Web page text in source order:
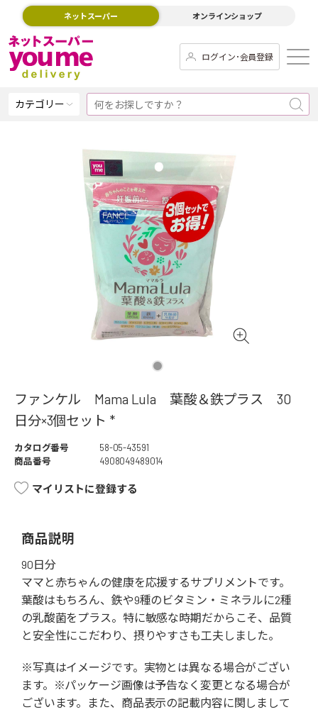
ネットスーパー オンラインショップ
ログイン･会員登録
カテゴリー
ファンケル Mama Lula 葉酸＆鉄プラス 30
日分×3個セット *
カタログ番号
58-05-43591
商品番号
4908049489014
マイリストに登録する
商品説明
90日分
ママと赤ちゃんの健康を応援するサプリメントです。
葉酸はもちろん、鉄や9種のビタミン・ミネラルに2種
の乳酸菌をプラス。特に敏感な時期だからこそ、品質
と安全性にこだわり、摂りやすさも工夫しました。
※写真はイメージです。実物とは異なる場合がござい
ます。※パッケージ画像は予告なく変更となる場合が
ございます。また、商品表示の記載内容に関しまして